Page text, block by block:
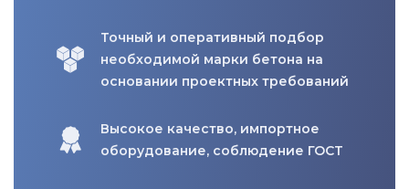
Точный и оперативный подбор
необходимой марки бетона на
основании проектных требований
Высокое качество, импортное
оборудование, соблюдение ГОСТ